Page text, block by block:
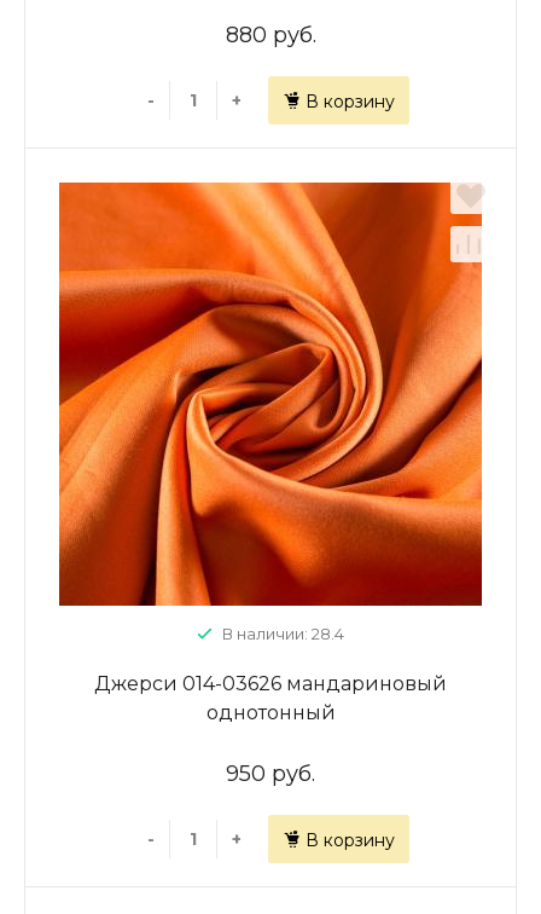
880 руб.
- + В корзину
В наличии: 28.4
Джерси 014-03626 мандариновый
однотонный
950 руб.
- + В корзину